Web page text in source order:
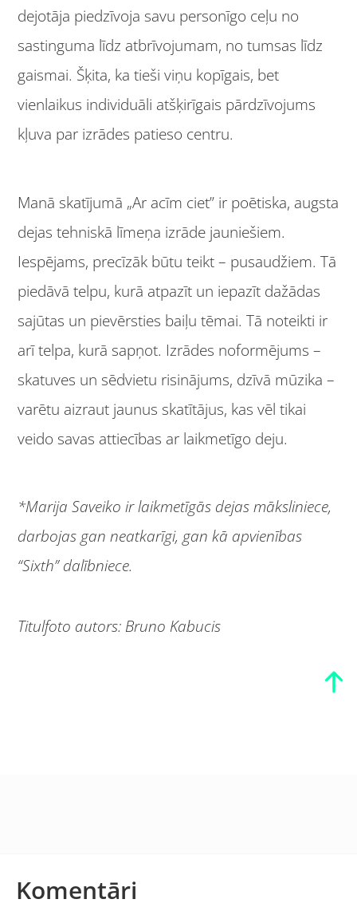
dejotāja piedzīvoja savu personīgo ceļu no
sastinguma līdz atbrīvojumam, no tumsas līdz
gaismai. Šķita, ka tieši viņu kopīgais, bet
vienlaikus individuāli atšķirīgais pārdzīvojums
kļuva par izrādes patieso centru.
Manā skatījumā „Ar acīm ciet” ir poētiska, augsta
dejas tehniskā līmeņa izrāde jauniešiem.
Iespējams, precīzāk būtu teikt – pusaudžiem. Tā
piedāvā telpu, kurā atpazīt un iepazīt dažādas
sajūtas un pievērsties baiļu tēmai. Tā noteikti ir
arī telpa, kurā sapņot. Izrādes noformējums –
skatuves un sēdvietu risinājums, dzīvā mūzika –
varētu aizraut jaunus skatītājus, kas vēl tikai
veido savas attiecības ar laikmetīgo deju.
*Marija Saveiko ir laikmetīgās dejas māksliniece,
darbojas gan neatkarīgi, gan kā apvienības
“Sixth” dalībniece.
Titulfoto autors: Bruno Kabucis
Komentāri